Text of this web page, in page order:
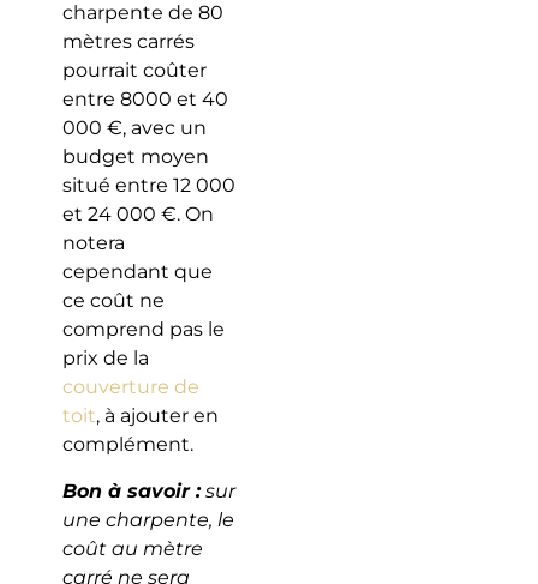
charpente de 80
mètres carrés
pourrait coûter
entre 8000 et 40
000 €, avec un
budget moyen
situé entre 12 000
et 24 000 €. On
notera
cependant que
ce coût ne
comprend pas le
prix de la
couverture de
toit, à ajouter en
complément.
Bon à savoir :sur
une charpente, le
coût au mètre
carré ne sera